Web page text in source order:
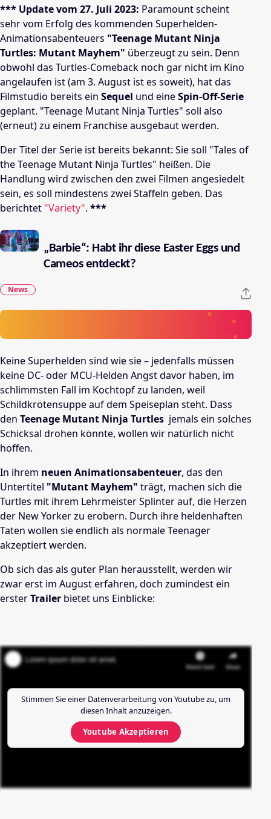
*** Update vom 27. Juli 2023: Paramount scheint
sehr vom Erfolg des kommenden Superhelden-
Animationsabenteuers "Teenage Mutant Ninja
Turtles: Mutant Mayhem" überzeugt zu sein. Denn
obwohl das Turtles-Comeback noch gar nicht im Kino
angelaufen ist (am 3. August ist es soweit), hat das
Filmstudio bereits ein Sequel und eineSpin-Off-Serie
geplant. "Teenage Mutant Ninja Turtles" soll also
(erneut) zu einem Franchise ausgebaut werden.
Der Titel der Serie ist bereits bekannt: Sie soll "Tales of
the Teenage Mutant Ninja Turtles" heißen. Die
Handlung wird zwischen den zwei Filmen angesiedelt
sein, es soll mindestens zwei Staffeln geben. Das
berichtet "Variety". ***
„Barbie“: Habt ihr diese Easter Eggs und
Cameos entdeckt?
News
Keine Superhelden sind wie sie – jedenfalls müssen
keine DC- oder MCU-Helden Angst davor haben, im
schlimmsten Fall im Kochtopf zu landen, weil
Schildkrötensuppe auf dem Speiseplan steht. Dass
den Teenage Mutant Ninja Turtles jemals ein solches
Schicksal drohen könnte, wollen wir natürlich nicht
hoffen.
In ihrem neuen Animationsabenteuer, das den
Untertitel "Mutant Mayhem" trägt, machen sich die
Turtles mit ihrem Lehrmeister Splinter auf, die Herzen
der New Yorker zu erobern. Durch ihre heldenhaften
Taten wollen sie endlich als normale Teenager
akzeptiert werden.
Ob sich das als guter Plan herausstellt, werden wir
zwar erst im August erfahren, doch zumindest ein
ersterTrailer bietet uns Einblicke:
Stimmen Sie einer Datenverarbeitung von Youtubezu, um
diesen Inhalt anzuzeigen.
Youtube Akzeptieren